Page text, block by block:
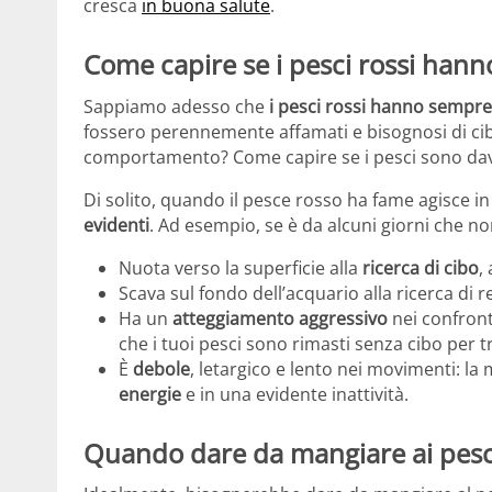
cresca in buona salute.
Come capire se i pesci rossi
Sappiamo adesso che i pesci rossi hanno
fossero perennemente affamati e bisognosi di
comportamento? Come capire se i pesci sono
Di solito, quando il pesce rosso ha fame agisce
evidenti. Ad esempio, se è da alcuni giorni che
Nuota verso la superficie alla ricerca di cibo,
Scava sul fondo dell’acquario alla ricerca di
Ha un atteggiamento aggressivo nei
che i tuoi pesci sono rimasti senza cibo per
È debole, letargico e lento nei movimenti: la
energie e in una evidente inattività.
Quando dare da mangiare ai